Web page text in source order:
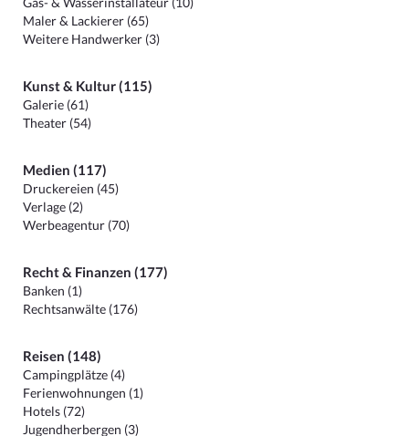
Maler & Lackierer (65)
Weitere Handwerker (3)
Kunst & Kultur (115)
Galerie (61)
Theater (54)
Medien (117)
Druckereien (45)
Verlage (2)
Werbeagentur (70)
Recht & Finanzen (177)
Banken (1)
Rechtsanwälte (176)
Reisen (148)
Campingplätze (4)
Ferienwohnungen (1)
Hotels (72)
Jugendherbergen (3)